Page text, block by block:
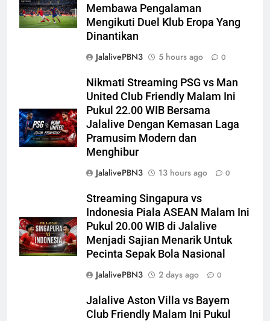
Membawa Pengalaman
Mengikuti Duel Klub Eropa Yang
Dinantikan
JalalivePBN3
5 hours ago 0
Nikmati Streaming PSG vs Man
United Club Friendly Malam Ini
Pukul 22.00 WIB Bersama
Jalalive Dengan Kemasan Laga
Pramusim Modern dan
Menghibur
JalalivePBN3
13 hours ago 0
Streaming Singapura vs
Indonesia Piala ASEAN Malam Ini
Pukul 20.00 WIB di Jalalive
Menjadi Sajian Menarik Untuk
Pecinta Sepak Bola Nasional
JalalivePBN3
2 days ago 0
Jalalive Aston Villa vs Bayern
Club Friendly Malam Ini Pukul